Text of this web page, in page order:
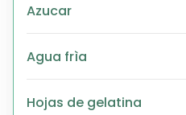
Azucar
Agua frìa
Hojas de gelatina